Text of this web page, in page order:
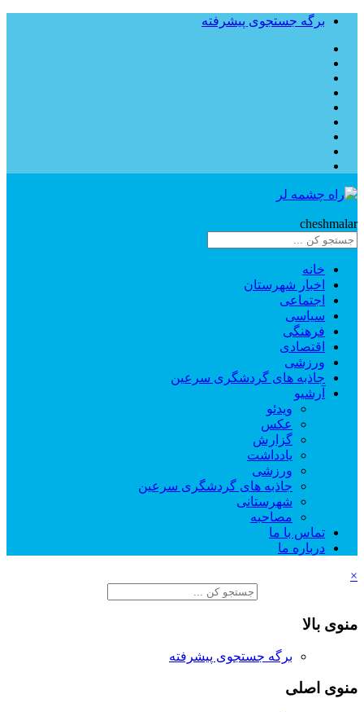
برگه جستجوی پیشرفته
cheshmalar
خانه
اخبار شهرستان
اجتماعی
سیاسی
فرهنگی
اقتصادی
ورزشی
جاذبه های گردشگری سرعین
آرشیو
ویدئو
عکس
گزارش
یادداشت
ورزشی
جاذبه های گردشگری سرعین
شهرستانی
مصاحبه
تماس با ما
درباره ما
×
منوی بالا
برگه جستجوی پیشرفته
منوی اصلی